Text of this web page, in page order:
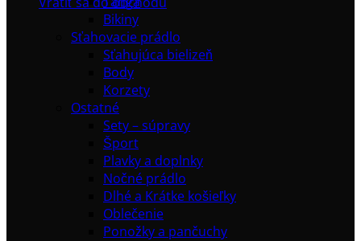
Bikiny
Sťahovacie prádlo
Sťahujúca bielizeň
Body
Korzety
Ostatné
Sety – súpravy
Šport
Plavky a doplnky
Nočné prádlo
Dlhé a Krátke košieľky
Oblečenie
Ponožky a pančuchy